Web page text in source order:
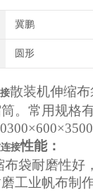
冀鹏
圆形
散装机伸缩
。常用规格
接性能：
布袋耐磨性好
工业帆布制